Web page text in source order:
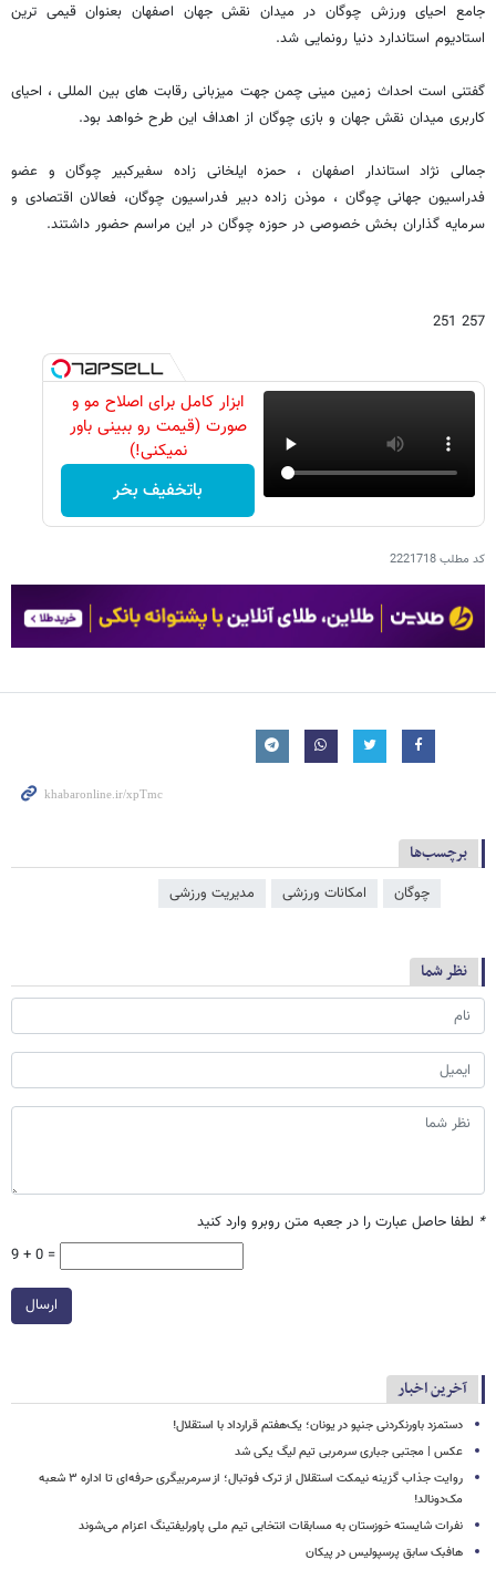
جامع احیای ورزش چوگان در میدان نقش جهان اصفهان بعنوان قیمی ترین
استادیوم استاندارد دنیا رونمایی شد.
گفتنی است احداث زمین مینی چمن جهت میزبانی رقابت های بین المللی ، احیای
کاربری میدان نقش جهان و بازی چوگان از اهداف این طرح خواهد بود.
جمالی نژاد استاندار اصفهان ، حمزه ایلخانی زاده سفیرکبیر چوگان و عضو
فدراسیون جهانی چوگان ، موذن زاده دبیر فدراسیون چوگان، فعالان اقتصادی و
سرمایه گذاران بخش خصوصی در حوزه چوگان در این مراسم حضور داشتند.
257 251
ابزار کامل برای اصلاح مو و
صورت (قیمت رو ببینی باور
نمیکنی!)
باتخفیف بخر
کد مطلب2221718
برچسب‌ها
چوگان امکانات ورزشی مدیریت ورزشی
نظر شما
* لطفا حاصل عبارت را در جعبه متن روبرو وارد کنید
9 + 0 =
ارسال
آخرین اخبار
دستمزد باورنکردنی جنپو در یونان؛ یک‌هفتم قرارداد با استقلال!
عکس | مجتبی جباری سرمربی تیم لیگ یکی شد
روایت جذاب گزینه نیمکت استقلال از ترک فوتبال؛ از سرمربیگری حرفه‌ای تا اداره ۳ شعبه
مک‌دونالد!
نفرات شایسته خوزستان به مسابقات انتخابی تیم ملی پاورلیفتینگ اعزام می‌شوند
هافبک سابق پرسپولیس در پیکان